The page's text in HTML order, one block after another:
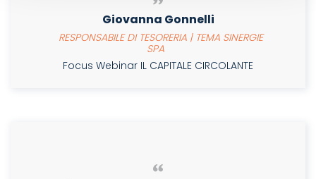
Giovanna Gonnelli
RESPONSABILE DI TESORERIA | TEMA SINERGIE
SPA
Focus Webinar IL CAPITALE CIRCOLANTE